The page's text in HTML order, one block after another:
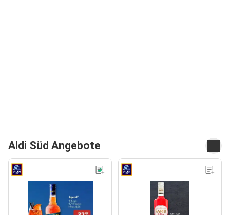
Aldi Süd Angebote